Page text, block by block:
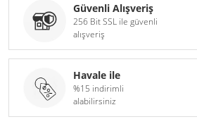
Güvenli Alışveriş
256 Bit SSL ile güvenli
alışveriş
Havale ile
%15 indirimli
alabilirsiniz